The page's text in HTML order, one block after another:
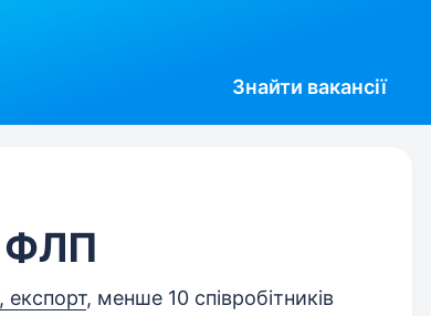
Знайти вакансії
ФЛП
експорт, менше 10 співробітників